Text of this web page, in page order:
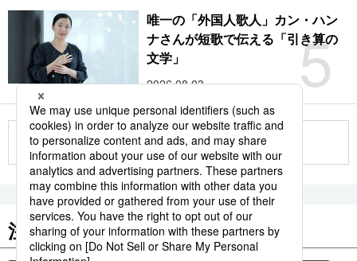
5
唯一の「外国人歌人」カン・ハン
ナさんが短歌で伝える「引き算の
文学」
2026.08.03
もっと見る
注目のキーワード